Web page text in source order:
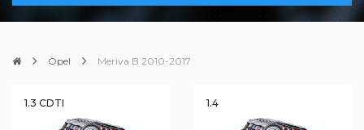
Opel Meriva B 2010-2017
1.3 CDTI 1.4